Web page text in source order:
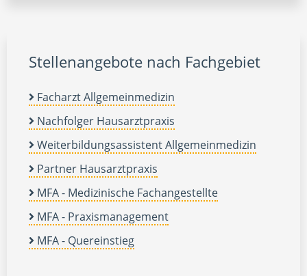
Stellenangebote nach Fachgebiet
Facharzt Allgemeinmedizin
Nachfolger Hausarztpraxis
Weiterbildungsassistent Allgemeinmedizin
Partner Hausarztpraxis
MFA - Medizinische Fachangestellte
MFA - Praxismanagement
MFA - Quereinstieg